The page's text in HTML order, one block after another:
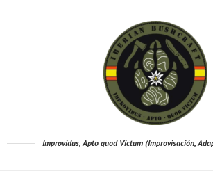
Improvidus, Apto quod Victum (Improvisación,